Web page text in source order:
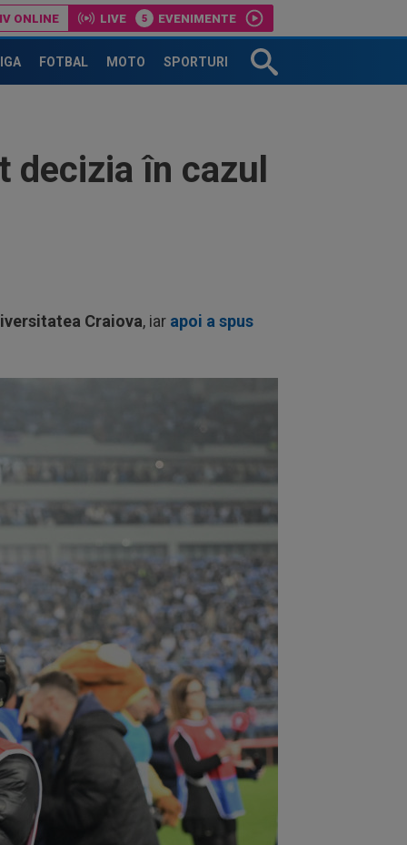
ONLINE LIVE EVENIMENTE
FOTBAL MOTO SPORTURI
decizia în cazul
Craiova, iar apoi a spus
Ferran Torres s-a făcut
în direct la TV!
Barcelona se duce all-in: Hansi
l-a sunat pe Rodri!
KuPS - Universitatea Craiova Live
joi, 6 august, 18:00, Digi Sport 1...